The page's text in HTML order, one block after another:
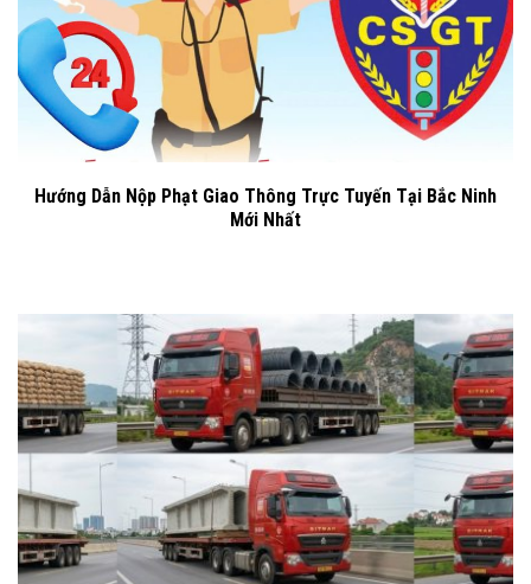
Hướng Dẫn Nộp Phạt Giao Thông Trực Tuyến Tại Bắc Ninh
Mới Nhất